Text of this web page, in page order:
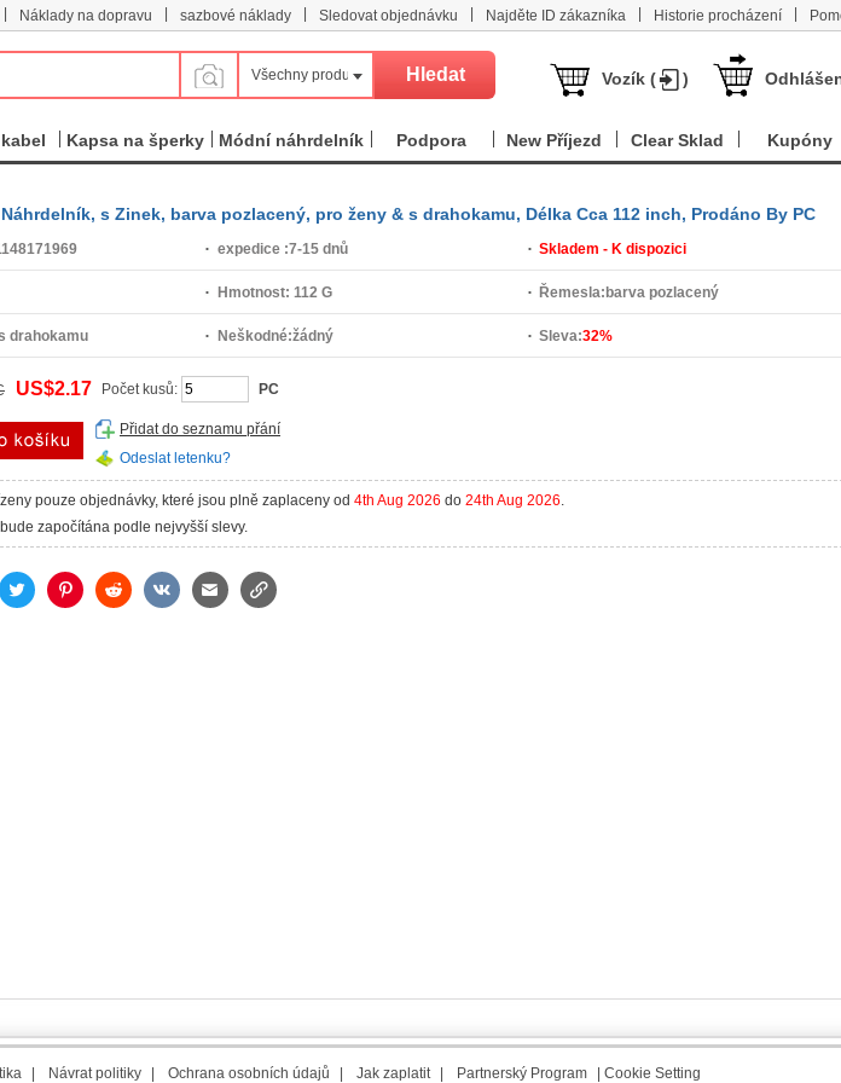
Náklady na dopravu sazbové náklady Sledovat objednávku Najděte ID zákazníka Historie procházení
Všechny produkt Vozík ( )
Kapsa na šperky Módní náhrdelník Podpora New Příjezd Clear Sklad Kupóny
s Zinek, barva pozlacený, pro ženy & s drahokamu, Délka Cca 112 inch, Prodáno By PC
expedice :7-15 dnů Skladem - K dispozici
Hmotnost: 112 G Řemesla: barva pozlacený
drahokamu Neškodné:žádný Sleva:32%
US$2.17 Počet kusů: PC
Přidat do seznamu přání
Odeslat letenku?
pouze objednávky, které jsou plně zaplaceny od 4th Aug 2026 do 24th Aug 2026.
započítána podle nejvyšší slevy.
Návrat politiky Ochrana osobních údajů Jak zaplatit Partnerský Program Cookie Setting